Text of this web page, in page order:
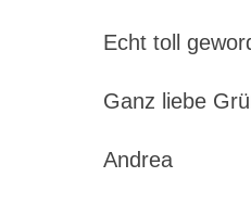
Echt toll
Ganz liebe
Andrea